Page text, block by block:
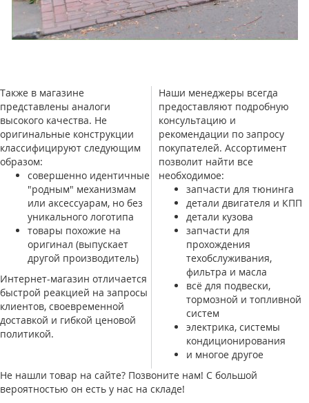
Также в магазине
представлены аналоги
высокого качества. Не
оригинальные конструкции
классифицируют следующим
образом:
совершенно идентичные
"родным" механизмам
или аксессуарам, но без
уникального логотипа
товары похожие на
оригинал (выпускает
другой производитель)
Интернет-магазин отличается
быстрой реакцией на запросы
клиентов, своевременной
доставкой и гибкой ценовой
политикой.
Наши менеджеры всегда
предоставляют подробную
консультацию и
рекомендации по запросу
покупателей. Ассортимент
позволит найти все
необходимое:
запчасти для тюнинга
детали двигателя и КПП
детали кузова
запчасти для
прохождения
техобслуживания,
фильтра и масла
всё для подвески,
тормозной и топливной
систем
электрика, системы
кондиционирования
и многое другое
Не нашли товар на сайте? Позвоните нам! С большой
вероятностью он есть у нас на складе!